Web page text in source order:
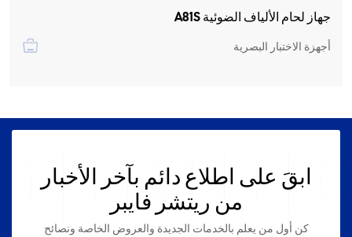
جهاز لحام الألياف الضوئية A81S
أجهزة الاختبار البصرية
ابقَ على اطلاع دائم بآخر الأخبار
من ريتشر فايبر
كن أول من يعلم بالخدمات الجديدة والعروض الخاصة ونصائح